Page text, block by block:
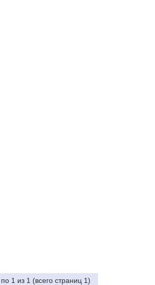
1 из 1 (всего страниц 1)